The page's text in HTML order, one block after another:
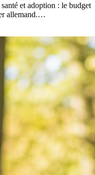
et adoption : le budget
allemand.…